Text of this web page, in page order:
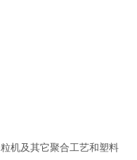
机及其它聚合工艺和塑料